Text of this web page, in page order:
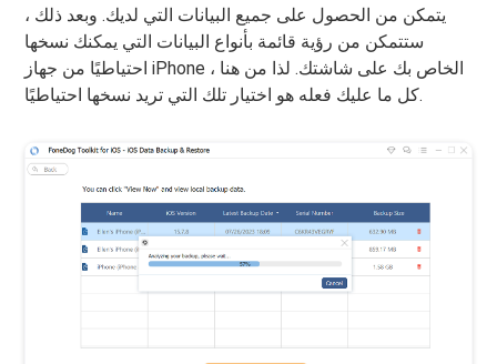
يتمكن من الحصول على جميع البيانات التي لديك. وبعد ذلك ،
ستتمكن من رؤية قائمة بأنواع البيانات التي يمكنك نسخها
احتياطيًا من جهاز iPhone الخاص بك على شاشتك. لذا من هنا ،
كل ما عليك فعله هو اختيار تلك التي تريد نسخها احتياطيًا.